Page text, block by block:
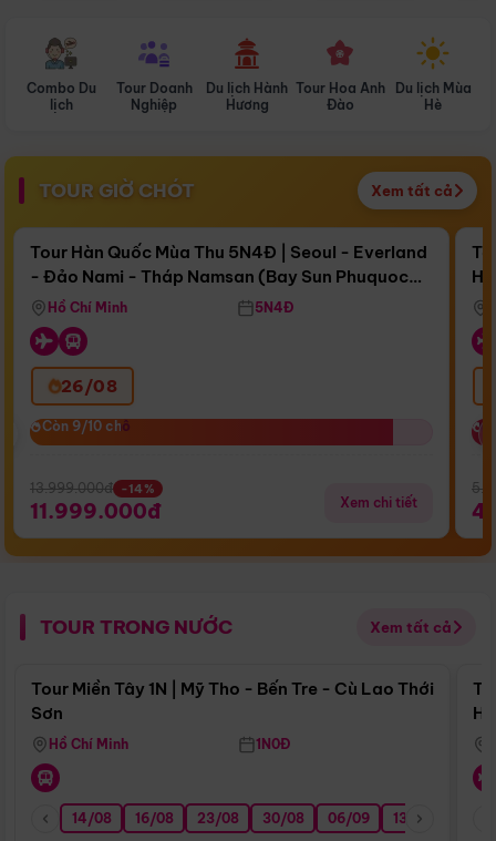
Combo Du
lịch
Tour Doanh
Nghiệp
Du lịch Hành
Hương
Tour Hoa Anh
Đào
Du lịch Mùa
Hè
TOUR GIỜ CHÓT Xem tất cả
Còn17 ngày 00:43:08
Bay Sun Phuquoc Airways
Điểm nổi bật
Tour Hàn Quốc Mùa Thu 5N4Đ | Seoul - Everland
- Đảo Nami - Tháp Namsan (Bay Sun Phuquoc
Airways)
Hồ Chí Minh 5N4Đ
26/08
Còn 9/10 chỗ
Còn 9/10 chỗ
13.999.000đ -14%
11.999.000đ Xem chi tiết
TOUR TRONG NƯỚC Xem tất cả
Điểm nổi bật
Tour Miền Tây 1N | Mỹ Tho - Bến Tre - Cù Lao Thới
Sơn
Hồ Chí Minh 1N0Đ
14/08 16/08 23/08 30/08 06/09 13/09